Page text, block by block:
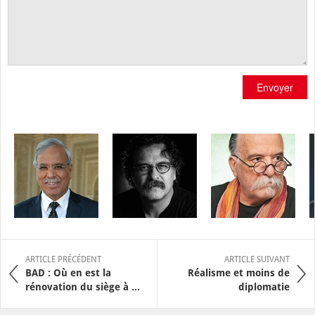
Envoyer
ARTICLE PRÉCÉDENT
BAD : Où en est la
rénovation du siège à ...
ARTICLE SUIVANT
Réalisme et moins de
diplomatie